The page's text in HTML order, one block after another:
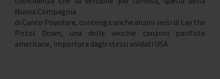
Nuova Compagnia
di Canto Popolare, contenga anche alcuni versi di Lay the
Pistol Down, una delle vecchie canzoni pacifiste
americane, importata dagli stessi soldati USA.